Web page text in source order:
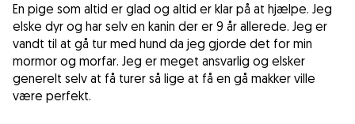
En pige som altid er glad og altid er klar på at hjælpe. Jeg
elske dyr og har selv en kanin der er 9 år allerede. Jeg er
vandt til at gå tur med hund da jeg gjorde det for min
mormor og morfar. Jeg er meget ansvarlig og elsker
generelt selv at få turer så lige at få en gå makker ville
være perfekt.